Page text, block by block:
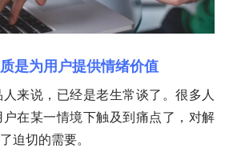
是为用户提供情绪价值
来说，已经是老生常谈了。很多人
在某一情境下触及到痛点了，对解
迫切的需要。